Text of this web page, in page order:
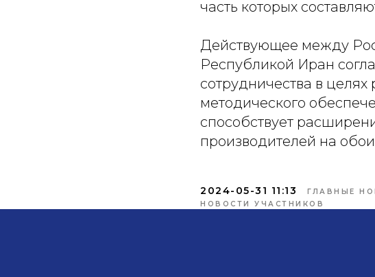
часть которых
Действующее между
Республикой Иран
сотрудничества в
методического
способствует
производителей на
2024-05-31 11:13 ГЛАВНЫЕ
НОВОСТИ УЧАСТНИКОВ